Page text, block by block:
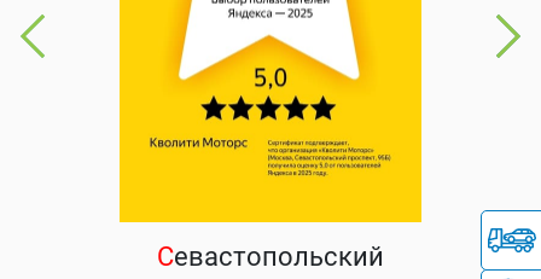
Севастопольский